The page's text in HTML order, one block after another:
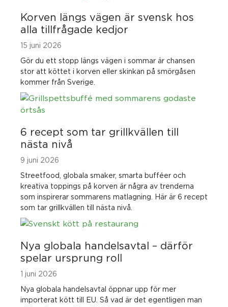
Korven längs vägen är svensk hos
alla tillfrågade kedjor
15 juni 2026
Gör du ett stopp längs vägen i sommar är chansen
stor att köttet i korven eller skinkan på smörgåsen
kommer från Sverige.
6 recept som tar grillkvällen till
nästa nivå
9 juni 2026
Streetfood, globala smaker, smarta bufféer och
kreativa toppings på korven är några av trenderna
som inspirerar sommarens matlagning. Här är 6 recept
som tar grillkvällen till nästa nivå.
Nya globala handelsavtal – därför
spelar ursprung roll
1 juni 2026
Nya globala handelsavtal öppnar upp för mer
importerat kött till EU. Så vad är det egentligen man